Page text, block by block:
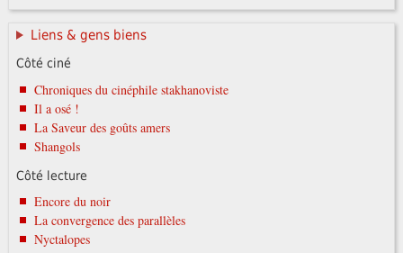
Liens & gens biens
Côté ciné
Chroniques du cinéphile stakhanoviste
Il a osé !
La Saveur des goûts amers
Shangols
Côté lecture
Encore du noir
La convergence des parallèles
Nyctalopes